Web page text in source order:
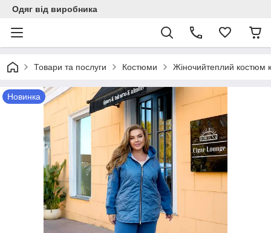
Одяг від виробника
Товари та послуги Костюми Жіночийтеплий костюм
Новинка